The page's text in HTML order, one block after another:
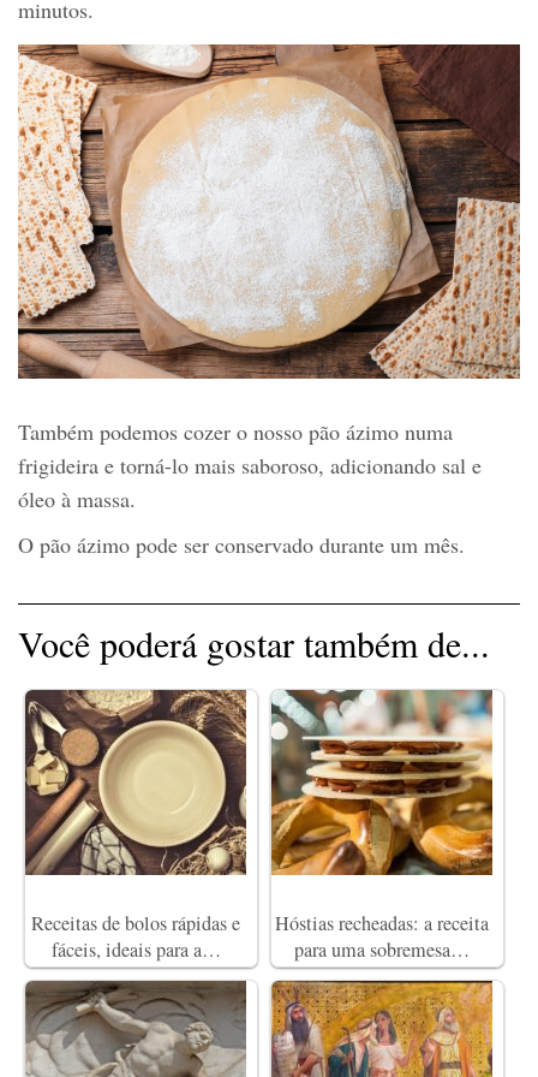
minutos.
Também podemos cozer o nosso pão ázimo numa
frigideira e torná-lo mais saboroso, adicionando sal e
óleo à massa.
O pão ázimo pode ser conservado durante um mês.
Você poderá gostar também de...
Receitas de bolos rápidas e
fáceis, ideais para a…
Hóstias recheadas: a receita
para uma sobremesa…